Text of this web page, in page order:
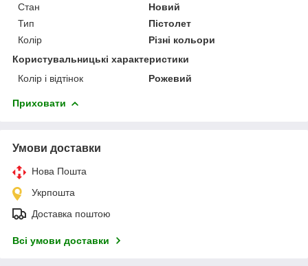
Стан
Новий
Тип
Пістолет
Колір
Різні кольори
Користувальницькі характеристики
Колір і відтінок
Рожевий
Приховати
Умови доставки
Нова Пошта
Укрпошта
Доставка поштою
Всі умови доставки